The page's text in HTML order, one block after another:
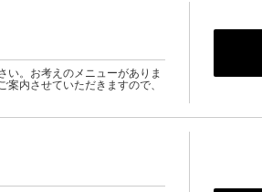
。お考えのメニューがありま
内させていただきますので、